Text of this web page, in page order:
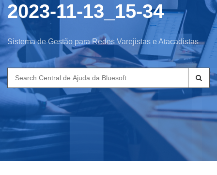
2023-11-13_15-34
Sistema de Gestão para Redes Varejistas e Atacadistas
Search
for: